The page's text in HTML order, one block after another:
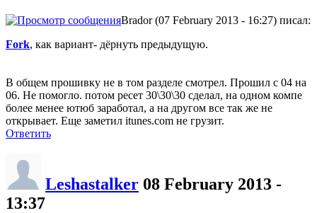
Brador (07 February 2013 - 16:27) писал:
Fork, как вариант- дёрнуть предыдущую.
В общем прошивку не в том разделе смотрел. Прошил с 04 на
06. Не помогло. потом ресет 30\30\30 сделал, на одном компе
более менее ютюб заработал, а на другом все так же не
открывает. Еще заметил itunes.com не грузит.
Ответить
Leshastalker 08 February 2013 -
13:37